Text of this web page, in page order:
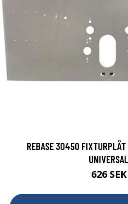
REBASE 30450
UNIVERSAL
626 SEK